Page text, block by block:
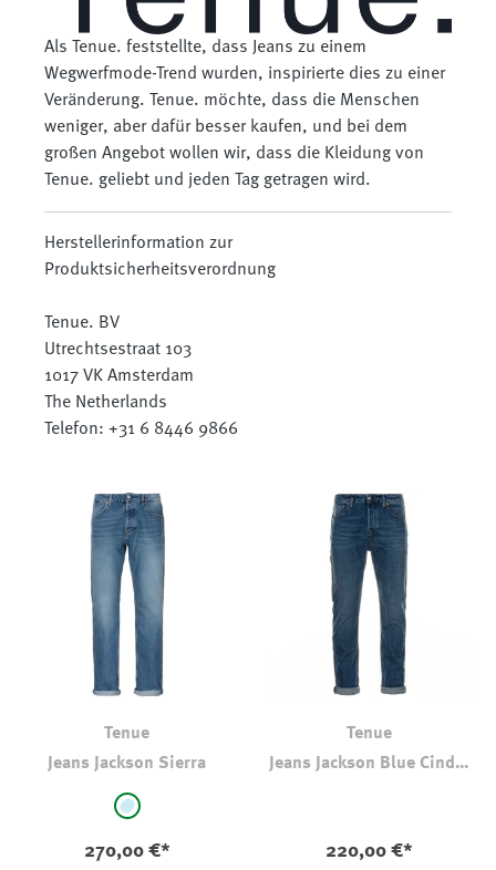
Als Tenue. feststellte, dass Jeans zu einem
Wegwerfmode-Trend wurden, inspirierte dies zu einer
Veränderung. Tenue. möchte, dass die Menschen
weniger, aber dafür besser kaufen, und bei dem
großen Angebot wollen wir, dass die Kleidung von
Tenue. geliebt und jeden Tag getragen wird.
Herstellerinformation zur
Produktsicherheitsverordnung
Tenue. BV
Utrechtsestraat 103
1017 VK Amsterdam
The Netherlands
Telefon: +31 6 8446 9866
Tenue
Jeans Jackson Sierra
auswählen
super-stone-washed
270,00 €*
Tenue
Jeans Jackson Blue Cinder
220,00 €*